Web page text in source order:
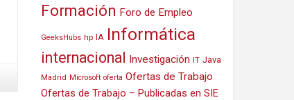
Formación Foro de Empleo
GeeksHubs hp IA Informática
internacional Investigación IT Java
Madrid Microsoft oferta Ofertas de Trabajo
Ofertas de Trabajo – Publicadas en SIE